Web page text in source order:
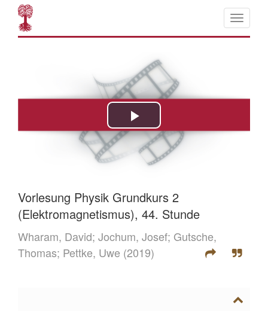
Vorlesung Physik Grundkurs 2
(Elektromagnetismus), 44. Stunde
Wharam, David; Jochum, Josef; Gutsche,
Thomas; Pettke, Uwe (2019)